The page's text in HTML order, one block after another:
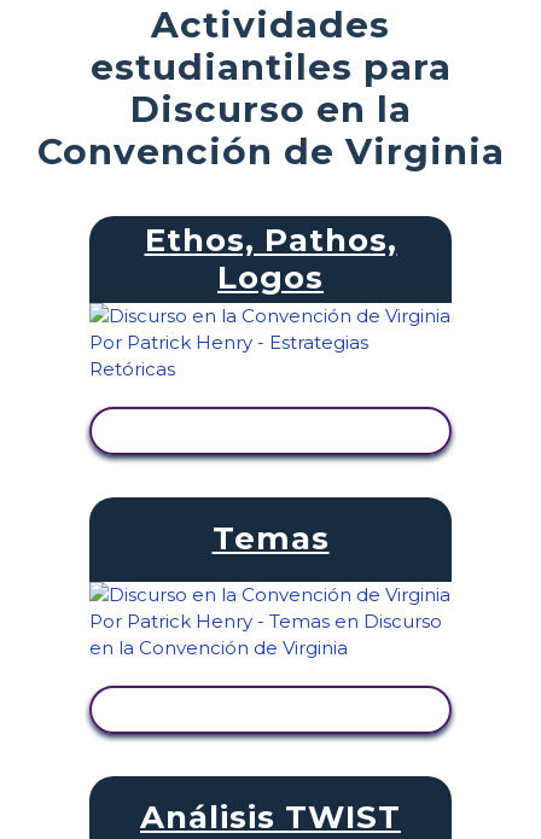
Actividades
estudiantiles para
Discurso en la
Convención de Virginia
Ethos, Pathos,
Logos
Temas
Análisis TWIST